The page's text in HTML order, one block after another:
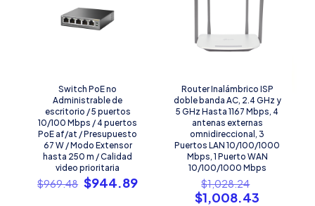
Switch PoE no
Administrable de
escritorio / 5 puertos
10/100 Mbps / 4 puertos
PoE af/at / Presupuesto
67 W / Modo Extensor
hasta 250 m / Calidad
video prioritaria
$969.48 El
$944.89El
Router Inalámbrico ISP
doble banda AC, 2.4 GHz y
5 GHz Hasta 1167 Mbps, 4
antenas externas
omnidireccional, 3
Puertos LAN 10/100/1000
Mbps, 1 Puerto WAN
10/100/1000 Mbps
$1,028.24
precio
$1,008.43